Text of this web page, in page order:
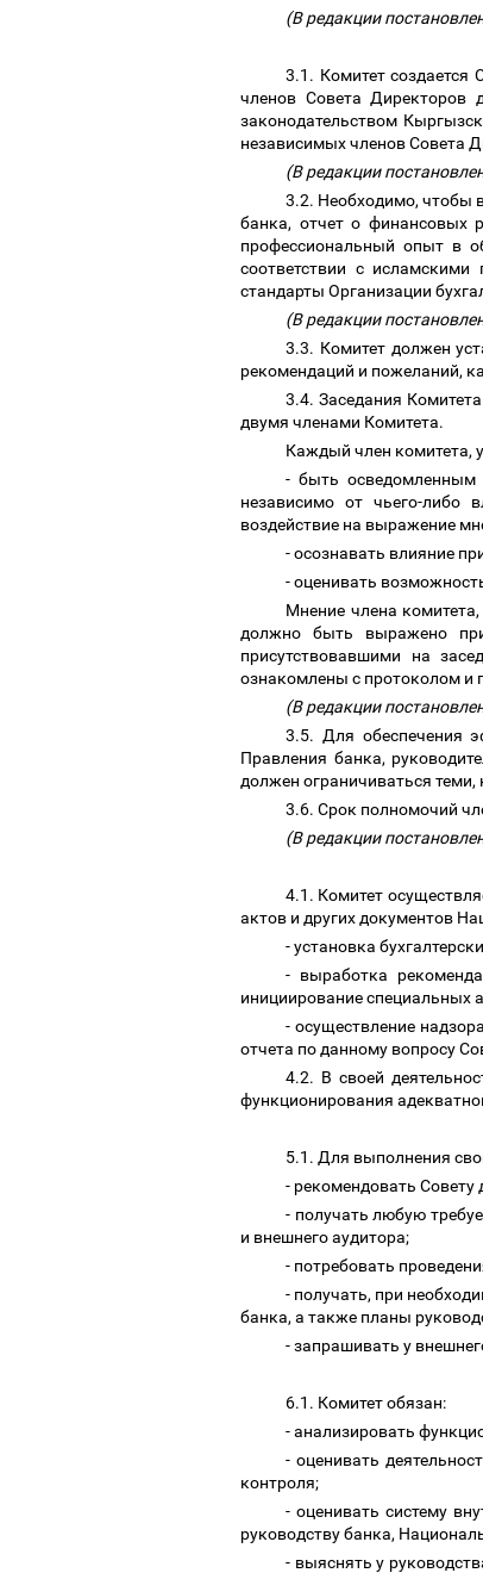
(В редакции
3.1. Комитет
членов Совета Директоров
законодательством
независимых членов Совета
(В редакции
3.2. Необходимо, чтобы
банка, отчет о финансовых
профессиональный опыт в
соответствии с
стандарты Организации
(В редакции
3.3. Комитет должен
рекомендаций и пожеланий,
3.4. Заседания
двумя членами Комитета.
Каждый член комитета,
- быть осведомленным
независимо от чьего-либо
воздействие на выражение
- осознавать влияние
- оценивать
Мнение члена
должно быть выражено
присутствовавшими на
ознакомлены с протоколом и
(В редакции
3.5. Для обеспечения
Правления банка,
должен ограничиваться теми,
3.6. Срок полномочий
(В редакции
4.1. Комитет
актов и других документов
- установка
- выработка
инициирование специальных
- осуществление
отчета по данному вопросу
4.2. В своей
функционирования
5.1. Для выполнения
- рекомендовать Совету
- получать любую
и внешнего аудитора;
- потребовать
- получать, при
банка, а также планы
- запрашивать у
6.1. Комитет обязан:
- анализировать
- оценивать
контроля;
- оценивать систему
руководству банка,
- выяснять у